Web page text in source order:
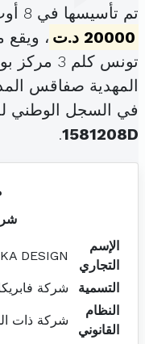
تم تأسيسها في 8 أوت 2018 برأس مال قدره
20000 د.ت
،
تونس كلم
المهدية صفاقس
في السجل الوطني
1581208D
.
الإسم
التجاري
DESIGN
التسمية
شركة
النظام
القانوني
شركة ذات